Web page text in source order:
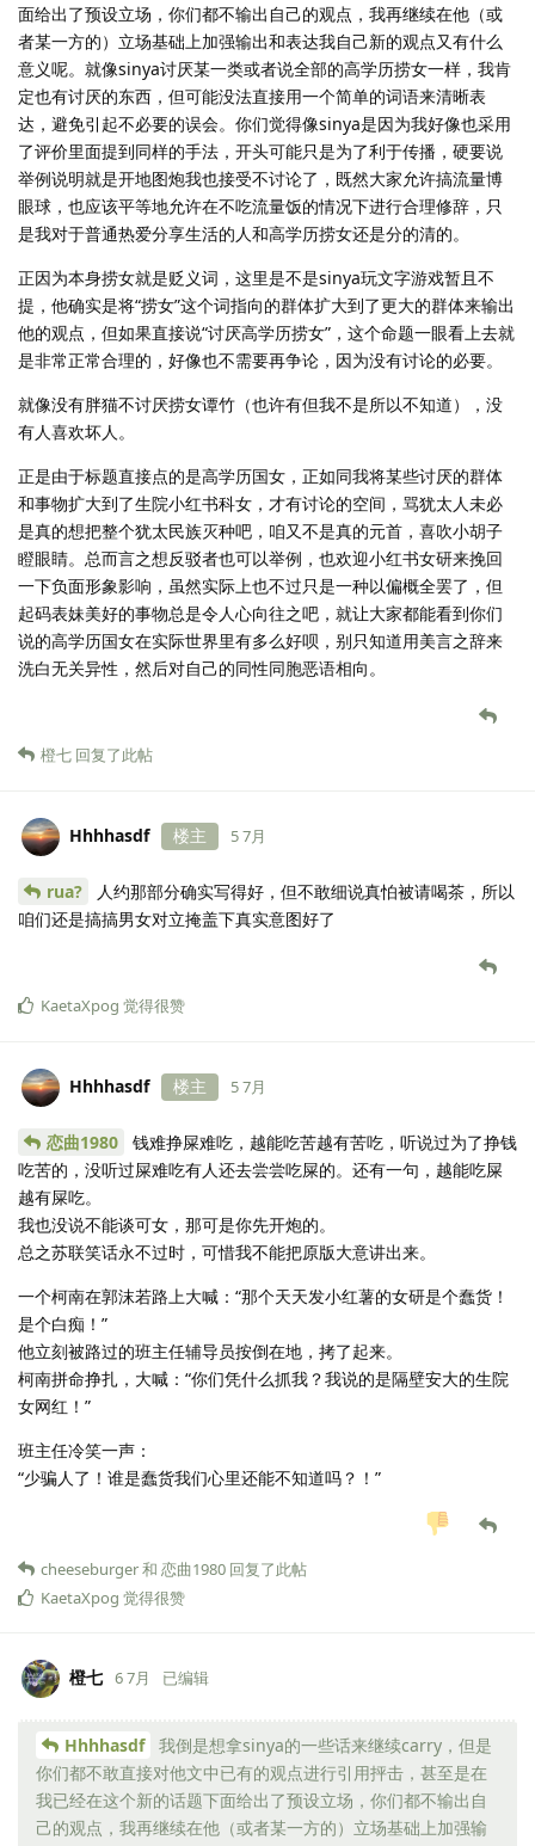
面给出了预设立场，你们都不输出自己的观点，我再继续在他（或
者某一方的）立场基础上加强输出和表达我自己新的观点又有什么
意义呢。就像sinya讨厌某一类或者说全部的高学历捞女一样，我肯
定也有讨厌的东西，但可能没法直接用一个简单的词语来清晰表
达，避免引起不必要的误会。你们觉得像sinya是因为我好像也采用
了评价里面提到同样的手法，开头可能只是为了利于传播，硬要说
举例说明就是开地图炮我也接受不讨论了，既然大家允许搞流量博
眼球，也应该平等地允许在不吃流量饭的情况下进行合理修辞，只
是我对于普通热爱分享生活的人和高学历捞女还是分的清的。
正因为本身捞女就是贬义词，这里是不是sinya玩文字游戏暂且不
提，他确实是将“捞女”这个词指向的群体扩大到了更大的群体来输出
他的观点，但如果直接说“讨厌高学历捞女”，这个命题一眼看上去就
是非常正常合理的，好像也不需要再争论，因为没有讨论的必要。
就像没有胖猫不讨厌捞女谭竹（也许有但我不是所以不知道），没
有人喜欢坏人。
正是由于标题直接点的是高学历国女，正如同我将某些讨厌的群体
和事物扩大到了生院小红书科女，才有讨论的空间，骂犹太人未必
是真的想把整个犹太民族灭种吧，咱又不是真的元首，喜吹小胡子
瞪眼睛。总而言之想反驳者也可以举例，也欢迎小红书女研来挽回
一下负面形象影响，虽然实际上也不过只是一种以偏概全罢了，但
起码表妹美好的事物总是令人心向往之吧，就让大家都能看到你们
说的高学历国女在实际世界里有多么好呗，别只知道用美言之辞来
洗白无关异性，然后对自己的同性同胞恶语相向。
橙七 回复了此帖
Hhhhasdf 楼主 5 7月
rua?
人约那部分确实写得好，但不敢细说真怕被请喝茶，所以
咱们还是搞搞男女对立掩盖下真实意图好了
KaetaXpog 觉得很赞
Hhhhasdf 楼主 5 7月
恋曲1980
钱难挣屎难吃，越能吃苦越有苦吃，听说过为了挣钱
吃苦的，没听过屎难吃有人还去尝尝吃屎的。还有一句，越能吃屎
越有屎吃。
我也没说不能谈可女，那可是你先开炮的。
总之苏联笑话永不过时，可惜我不能把原版大意讲出来。
一个柯南在郭沫若路上大喊：“那个天天发小红薯的女研是个蠢货！
是个白痴！”
他立刻被路过的班主任辅导员按倒在地，拷了起来。
柯南拼命挣扎，大喊：“你们凭什么抓我？我说的是隔壁安大的生院
女网红！”
班主任冷笑一声：
“少骗人了！谁是蠢货我们心里还能不知道吗？！”
cheeseburger和 恋曲1980 回复了此帖
KaetaXpog 觉得很赞
橙七 6 7月 已编辑
Hhhhasdf
我倒是想拿sinya的一些话来继续carry，但是
你们都不敢直接对他文中已有的观点进行引用抨击，甚至是在
我已经在这个新的话题下面给出了预设立场，你们都不输出自
己的观点，我再继续在他（或者某一方的）立场基础上加强输